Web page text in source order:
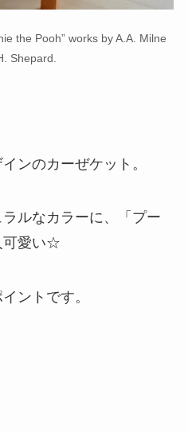
the Pooh” works by A.A. Milne
Shepard.
ンのカーぜケット。
ルなカラーに、「プー
可愛い☆
ントです。